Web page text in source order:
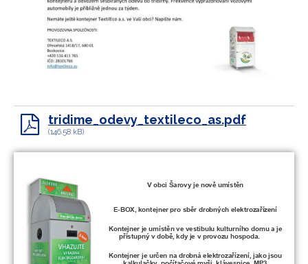
tridime_odevy_textileco_as.pdf
(146.58 kB)